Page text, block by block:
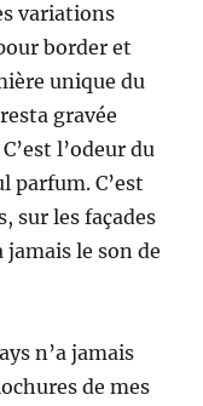
variations
border et
unique du
gravée
l’odeur du
parfum. C’est
sur les façades
jamais le son de
n’a jamais
de mes